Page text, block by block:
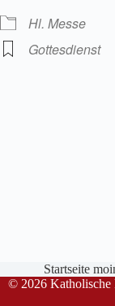
Hl. Messe
Gottesdienst
Startseite
© 2026 Katholische